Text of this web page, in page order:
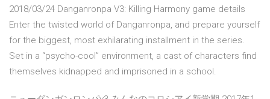
2018/03/24 Danganronpa V3: Killing Harmony game details
Enter the twisted world of Danganronpa, and prepare yourself
for the biggest, most exhilarating installment in the series.
Set in a “psycho-cool” environment, a cast of characters find
themselves kidnapped and imprisoned in a school.